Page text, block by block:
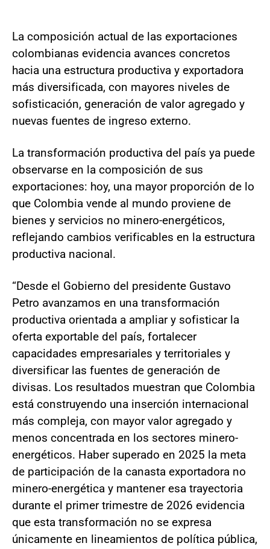
La composición actual de las exportaciones
colombianas evidencia avances concretos
hacia una estructura productiva y exportadora
más diversificada, con mayores niveles de
sofisticación, generación de valor agregado y
nuevas fuentes de ingreso externo.
La transformación productiva del país ya puede
observarse en la composición de sus
exportaciones: hoy, una mayor proporción de lo
que Colombia vende al mundo proviene de
bienes y servicios no minero-energéticos,
reflejando cambios verificables en la estructura
productiva nacional.
“Desde el Gobierno del presidente Gustavo
Petro avanzamos en una transformación
productiva orientada a ampliar y sofisticar la
oferta exportable del país, fortalecer
capacidades empresariales y territoriales y
diversificar las fuentes de generación de
divisas. Los resultados muestran que Colombia
está construyendo una inserción internacional
más compleja, con mayor valor agregado y
menos concentrada en los sectores minero-
energéticos. Haber superado en 2025 la meta
de participación de la canasta exportadora no
minero-energética y mantener esa trayectoria
durante el primer trimestre de 2026 evidencia
que esta transformación no se expresa
únicamente en lineamientos de política pública,